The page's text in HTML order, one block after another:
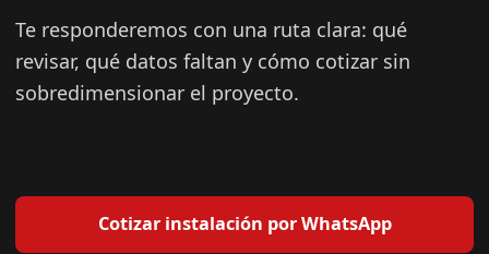
Te responderemos con una ruta clara: qué
revisar, qué datos faltan y cómo cotizar sin
sobredimensionar el proyecto.
Cotizar instalación por WhatsApp